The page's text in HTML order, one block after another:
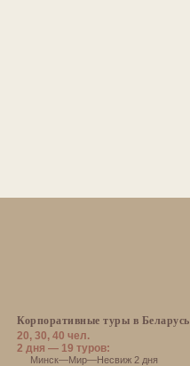
Корпоративные туры в Беларусь
20, 30, 40 чел.
2 дня — 19 туров:
Минск—Мир—Несвиж 2 дня